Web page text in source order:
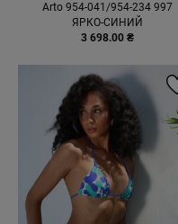
Arto 954-041/954-234 997
ЯРКО-СИНИЙ
3 698.00 ₴